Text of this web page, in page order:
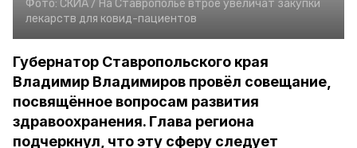
Фото: СКИА / На Ставрополье втрое увеличат закупки
лекарств для ковид-пациентов
Губернатор Ставропольского края
Владимир Владимиров провёл совещание,
посвящённое вопросам развития
здравоохранения. Глава региона
подчеркнул, что эту сферу следует